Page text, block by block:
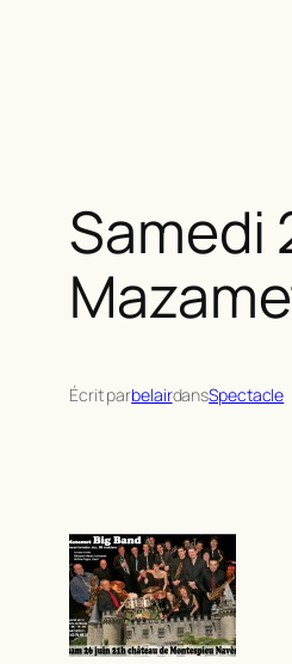
Samedi
Écrit parbelairdansSpectacle